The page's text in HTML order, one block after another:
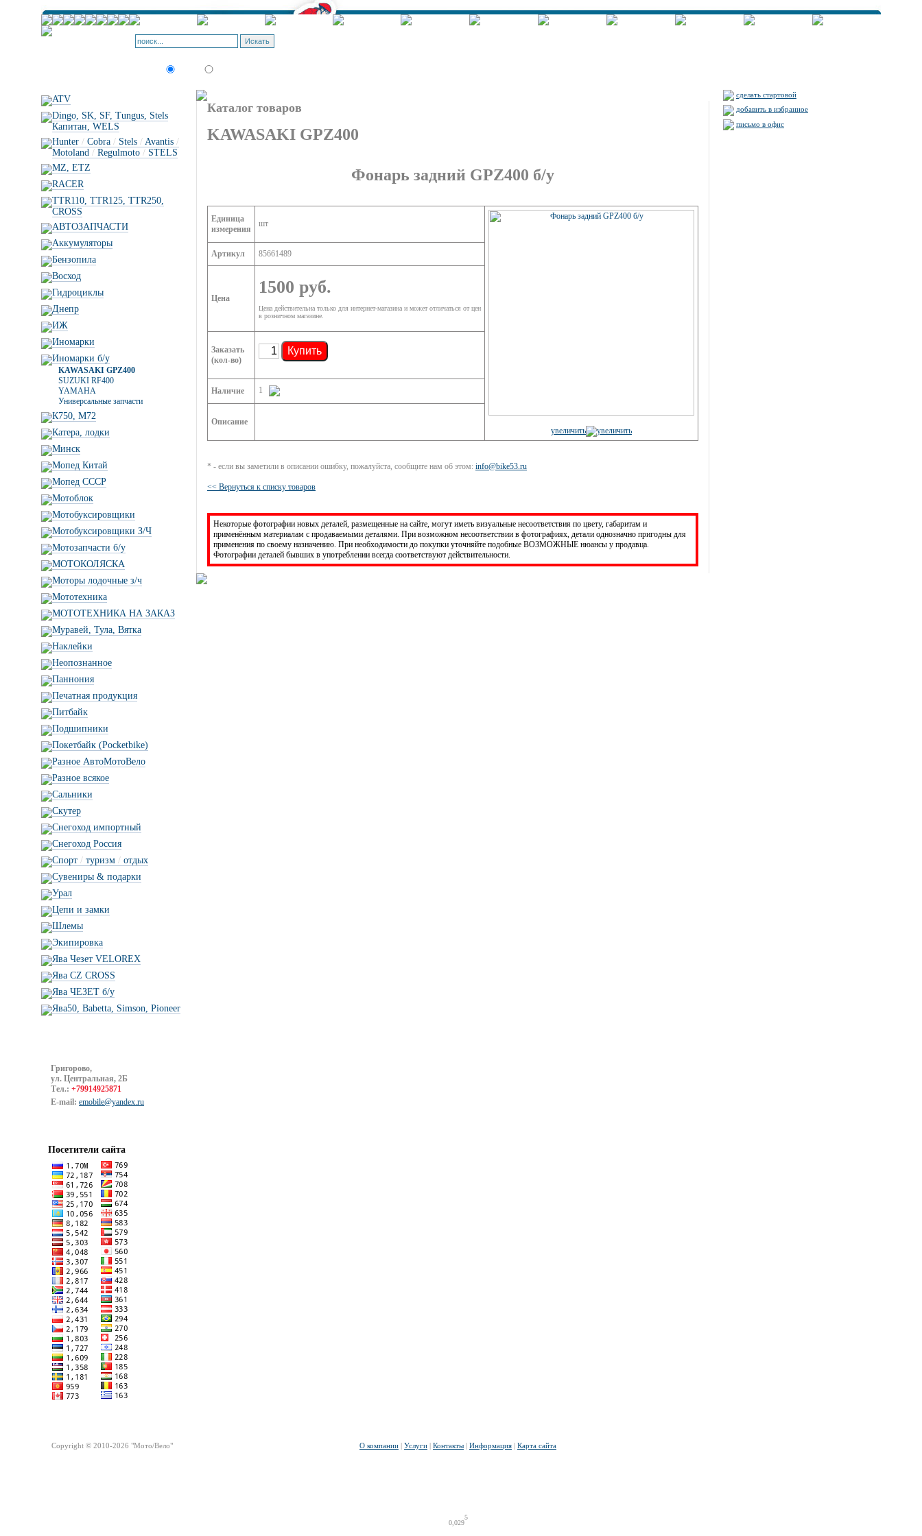
ATV
Dingo, SK, SF, Tungus, Stels
Капитан, WELS
Hunter / Cobra / Stels / Avantis /
Motoland / Regulmoto / STELS
MZ, ETZ
RACER
TTR110, TTR125, TTR250,
CROSS
АВТОЗАПЧАСТИ
Аккумуляторы
Бензопила
Восход
Гидроциклы
Днепр
ИЖ
Иномарки
Иномарки б/у
KAWASAKI GPZ400
SUZUKI RF400
YAMAHA
Универсальные запчасти
К750, М72
Катера, лодки
Минск
Мопед Китай
Мопед СССР
Мотоблок
Мотобуксировщики
Мотобуксировщики З/Ч
Мотозапчасти б/у
МОТОКОЛЯСКА
Моторы лодочные з/ч
Мототехника
МОТОТЕХНИКА НА ЗАКАЗ
Муравей, Тула, Вятка
Наклейки
Неопознанное
Паннония
Печатная продукция
Питбайк
Подшипники
Покетбайк (Pocketbike)
Разное АвтоМотоВело
Разное всякое
Сальники
Скутер
Снегоход импортный
Снегоход Россия
Спорт / туризм / отдых
Сувениры & подарки
Урал
Цепи и замки
Шлемы
Экипировка
Ява Чезет VELOREX
Ява CZ CROSS
Ява ЧЕЗЕТ б/у
Ява50, Babetta, Simson, Pioneer
Григорово,
ул. Центральная, 2Б
Тел.: +79914925871
E-mail: emobile@yandex.ru
Посетители сайта
Каталог товаров
KAWASAKI GPZ400
Фонарь задний GPZ400 б/у
Единица
измерения
шт
увеличить
Артикул 85661489
Цена
1500 руб.
Цена действительна только для интернет-магазина и может отличаться от цен
в розничном магазине.
Заказать
(кол-во)
Купить
Наличие 1
Описание
* - если вы заметили в описании ошибку, пожалуйста, сообщите нам об этом: info@bike53.ru
<< Вернуться к списку товаров
Некоторые фотографии новых деталей, размещенные на сайте, могут иметь визуальные несоответствия по цвету, габаритам и
применённым материалам с продаваемыми деталями. При возможном несоответствии в фотографиях, детали однозначно пригодны для
применения по своему назначению. При необходимости до покупки уточняйте подобные ВОЗМОЖНЫЕ нюансы у продавца.
Фотографии деталей бывших в употреблении всегда соответствуют действительности.
сделать стартовой
добавить в избранное
письмо в офис
Copyright © 2010-2026 "Мото/Вело" О компании | Услуги | Контакты | Информация | Карта сайта
0,029
5